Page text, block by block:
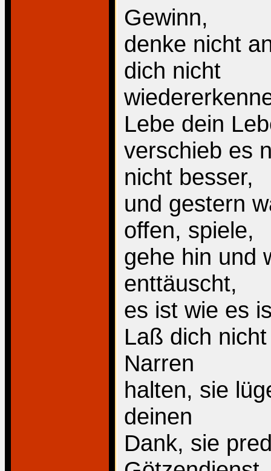
Gewinn,
denke nicht
dich nicht
Lebe dein
verschieb es
nicht besser,
und gestern
offen, spiele,
gehe hin und
enttäuscht,
es ist wie es
Laß dich
Narren
halten, sie
deinen
Dank, sie